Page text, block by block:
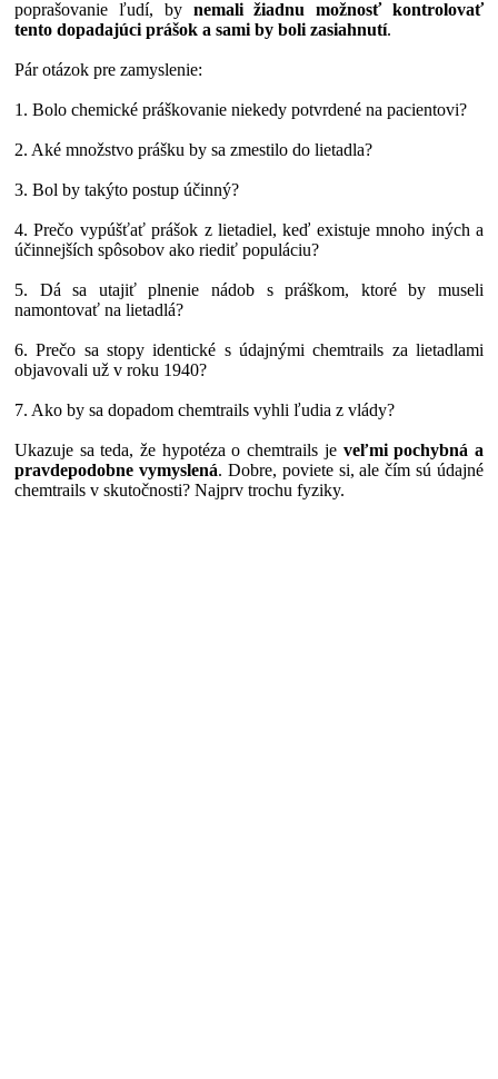
poprašovanie ľudí, by nemali žiadnu možnosť kontrolovať
tento dopadajúci prášok a sami by boli zasiahnutí.
Pár otázok pre zamyslenie:
1. Bolo chemické práškovanie niekedy potvrdené na pacientovi?
2. Aké množstvo prášku by sa zmestilo do lietadla?
3. Bol by takýto postup účinný?
4. Prečo vypúšťať prášok z lietadiel, keď existuje mnoho iných a
účinnejších spôsobov ako riediť populáciu?
5. Dá sa utajiť plnenie nádob s práškom, ktoré by museli
namontovať na lietadlá?
6. Prečo sa stopy identické s údajnými chemtrails za lietadlami
objavovali už v roku 1940?
7. Ako by sa dopadom chemtrails vyhli ľudia z vlády?
Ukazuje sa teda, že hypotéza o chemtrails je veľmi pochybná a
pravdepodobne vymyslená. Dobre, poviete si, ale čím sú údajné
chemtrails v skutočnosti? Najprv trochu fyziky.